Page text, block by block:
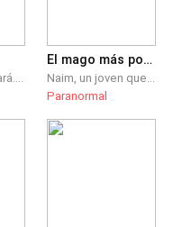
Nadie la cambiará. Ni siquiera esa persona destinada a ella Nadie le dirá que esta bien. Nadie le volverá a ordenar y decir que hacer. Nadie... nadie...
El mago más poderoso. La travesía del mago
Naim, un joven que sueña ser el mago más poderoso del mundo, se enfrenta a un duro camino para llegar hasta su maestro, durante su viaje, se encuentra con personajes fantásticos que lo ayudarán a cumplir su sueño, y le enseñaran que ser fuerte, no solo depende de él, sino también de aquellos que le rodean.
Paranormal